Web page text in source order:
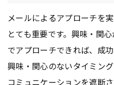
メールによるアプローチを
とても重要です。興味・関
でアプローチできれば、成
興味・関心のないタイミン
コミュニケーションを遮断